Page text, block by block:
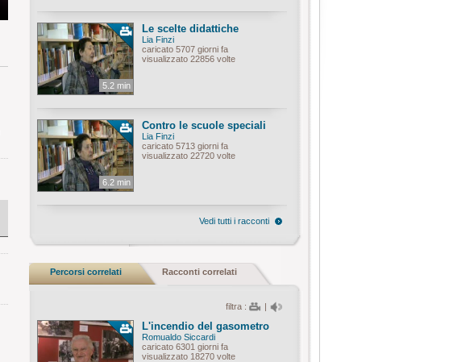
5.2 min
Le scelte didattiche
Lia Finzi
caricato 5707 giorni fa
visualizzato 22856 volte
6.2 min
Contro le scuole speciali
Lia Finzi
caricato 5713 giorni fa
visualizzato 22720 volte
Vedi tutti i racconti
Percorsi correlati Racconti correlati
filtra : |
L'incendio del gasometro
Romualdo Siccardi
caricato 6301 giorni fa
visualizzato 18270 volte